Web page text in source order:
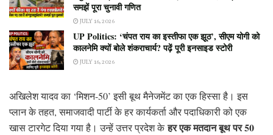
समझें पूरा चुनावी गणित
JULY 16, 2026
UP Politics: ‘चंपत राय का इस्तीफा एक झूठ’, सीएम योगी को
कालनेमि क्यों बोले शंकराचार्य? पढ़ें पूरी इनसाइड स्टोरी
JULY 16, 2026
अखिलेश यादव का ‘मिशन-50’ इसी बूथ मैनेजमेंट का एक हिस्सा है। इस
प्लान के तहत, समाजवादी पार्टी के हर कार्यकर्ता और पदाधिकारी को एक
खास टारगेट दिया गया है। उन्हें उत्तर प्रदेश केहर एक मतदान बूथ पर 50